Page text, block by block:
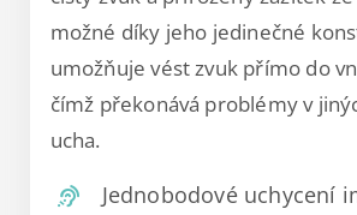
možné díky jeho jedinečné
umožňuje vést zvuk přímo do
čímž překonává problémy v
ucha.
Jednobodové uchycení